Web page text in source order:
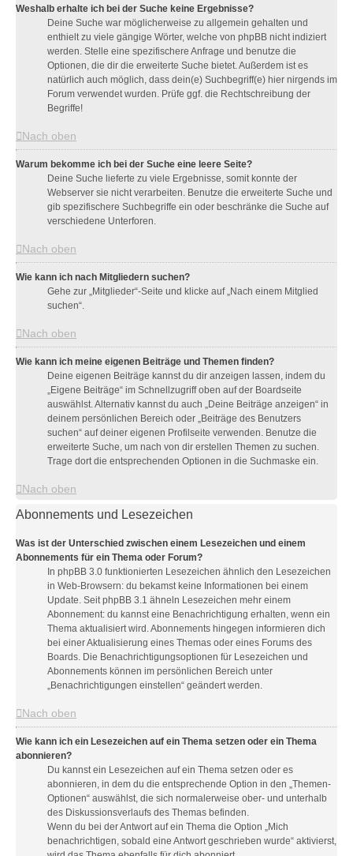
Weshalb erhalte ich bei der Suche keine Ergebnisse?
Deine Suche war möglicherweise zu allgemein gehalten und
enthielt zu viele gängige Wörter, welche von phpBB nicht indiziert
werden. Stelle eine spezifischere Anfrage und benutze die
Optionen, die dir die erweiterte Suche bietet. Außerdem ist es
natürlich auch möglich, dass dein(e) Suchbegriff(e) hier nirgends im
Forum verwendet wurden. Prüfe ggf. die Rechtschreibung der
Begriffe!
Nach oben
Warum bekomme ich bei der Suche eine leere Seite?
Deine Suche lieferte zu viele Ergebnisse, somit konnte der
Webserver sie nicht verarbeiten. Benutze die erweiterte Suche und
gib spezifischere Suchbegriffe ein oder beschränke die Suche auf
verschiedene Unterforen.
Nach oben
Wie kann ich nach Mitgliedern suchen?
Gehe zur „Mitglieder“-Seite und klicke auf „Nach einem Mitglied
suchen“.
Nach oben
Wie kann ich meine eigenen Beiträge und Themen finden?
Deine eigenen Beiträge kannst du dir anzeigen lassen, indem du
„Eigene Beiträge“ im Schnellzugriff oben auf der Boardseite
auswählst. Alternativ kannst du auch „Deine Beiträge anzeigen“ in
deinem persönlichen Bereich oder „Beiträge des Benutzers
suchen“ auf deiner eigenen Profilseite verwenden. Benutze die
erweiterte Suche, um nach von dir erstellen Themen zu suchen.
Trage dort die entsprechenden Optionen in die Suchmaske ein.
Nach oben
Abonnements und Lesezeichen
Was ist der Unterschied zwischen einem Lesezeichen und einem
Abonnements für ein Thema oder Forum?
In phpBB 3.0 funktionierten Lesezeichen ähnlich den Lesezeichen
in Web-Browsern: du bekamst keine Informationen bei einem
Update. Seit phpBB 3.1 ähneln Lesezeichen mehr einem
Abonnement: du kannst eine Benachrichtigung erhalten, wenn ein
Thema aktualisiert wird. Abonnements hingegen informieren dich
bei einer Aktualisierung eines Themas oder eines Forums des
Boards. Die Benachrichtigungsoptionen für Lesezeichen und
Abonnements können im persönlichen Bereich unter
„Benachrichtigungen einstellen“ geändert werden.
Nach oben
Wie kann ich ein Lesezeichen auf ein Thema setzen oder ein Thema
abonnieren?
Du kannst ein Lesezeichen auf ein Thema setzen oder es
abonnieren, in dem du die entsprechende Option in den „Themen-
Optionen“ auswählst, die sich normalerweise ober- und unterhalb
des Diskussionsverlaufs des Themas befinden.
Wenn du bei der Antwort auf ein Thema die Option „Mich
benachrichtigen, sobald eine Antwort geschrieben wurde“ aktivierst,